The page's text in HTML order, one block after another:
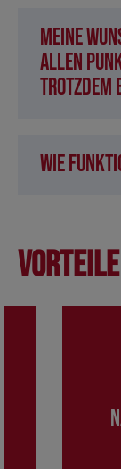
Meine
allen
trotzdem
Wie
Vorteile